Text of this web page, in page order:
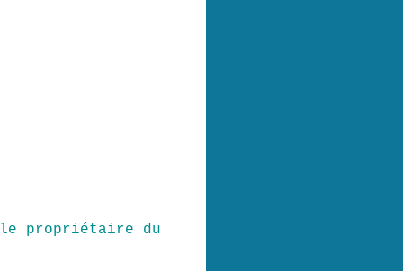
propriétaire du